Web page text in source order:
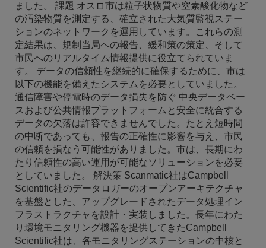
ました。 課題 オスロ市は粒子状物質や窒素酸化物など
の汚染物質を測定する、確立された大気質監視ステー
ションのネットワークを運用しています。これらの測
定結果は、規制当局への報告、緩和策の策定、そして
市民へのリアルタイム情報提供に役立てられていま
す。 データの信頼性を継続的に確保するために、市は
以下の機能を備えたシステムを必要としていました。
通信障害や停電時のデータ損失を防ぐ 中央データベー
スおよび公共情報プラットフォームと安全に統合する
データの欠落は許容できませんでした。たとえ短時間
の中断であっても、報告の正確性に影響を与え、市民
の信頼を損なう可能性がありました。市は、長期にわ
たり信頼性の高い運用が可能なソリューションを必要
としていました。 解決策 Scanmatic社はCampbell
Scientific社のデータロガーのオープンアーキテクチャ
を基盤とした、アップグレードされたデータ処理イン
フラストラクチャを設計・実装しました。長年にわた
り環境モニタリング機器を提供してきたCampbell
Scientific社は、各モニタリングステーションの中核と